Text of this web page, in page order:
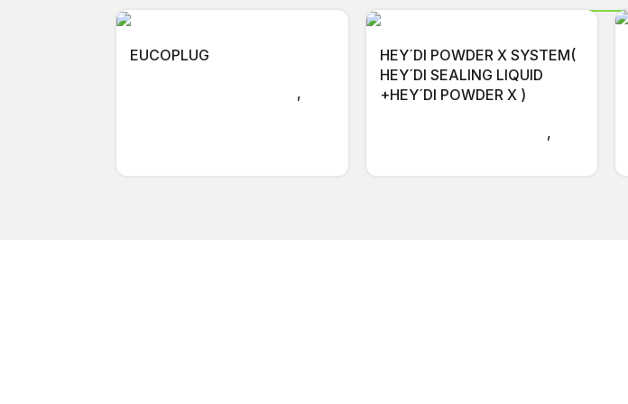
EUCOPLUG
,
HEY´DI POWDER X SYSTEM(
HEY´DI SEALING LIQUID
+HEY´DI POWDER X )
,